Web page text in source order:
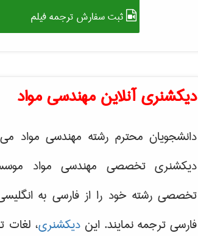
ثبت سفارش ترجمه فیلم
دیکشنری آنلاین مهندسی مواد
دانشجویان محترم رشته مهندسی مواد می
دیکشنری تخصصی مهندسی مواد
تخصصی رشته خود را از فارسی به
فارسی ترجمه نمایند. ایندیکشنری،